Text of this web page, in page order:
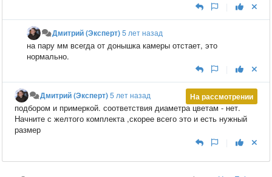
Дмитрий (Эксперт)5 лет назад
на пару мм всегда от донышка камеры отстает, это
нормально.
На рассмотрении
Дмитрий (Эксперт)5 лет назад
подбором и примеркой. соответствия диаметра цветам - нет.
Начните с желтого комплекта ,скорее всего это и есть нужный
размер